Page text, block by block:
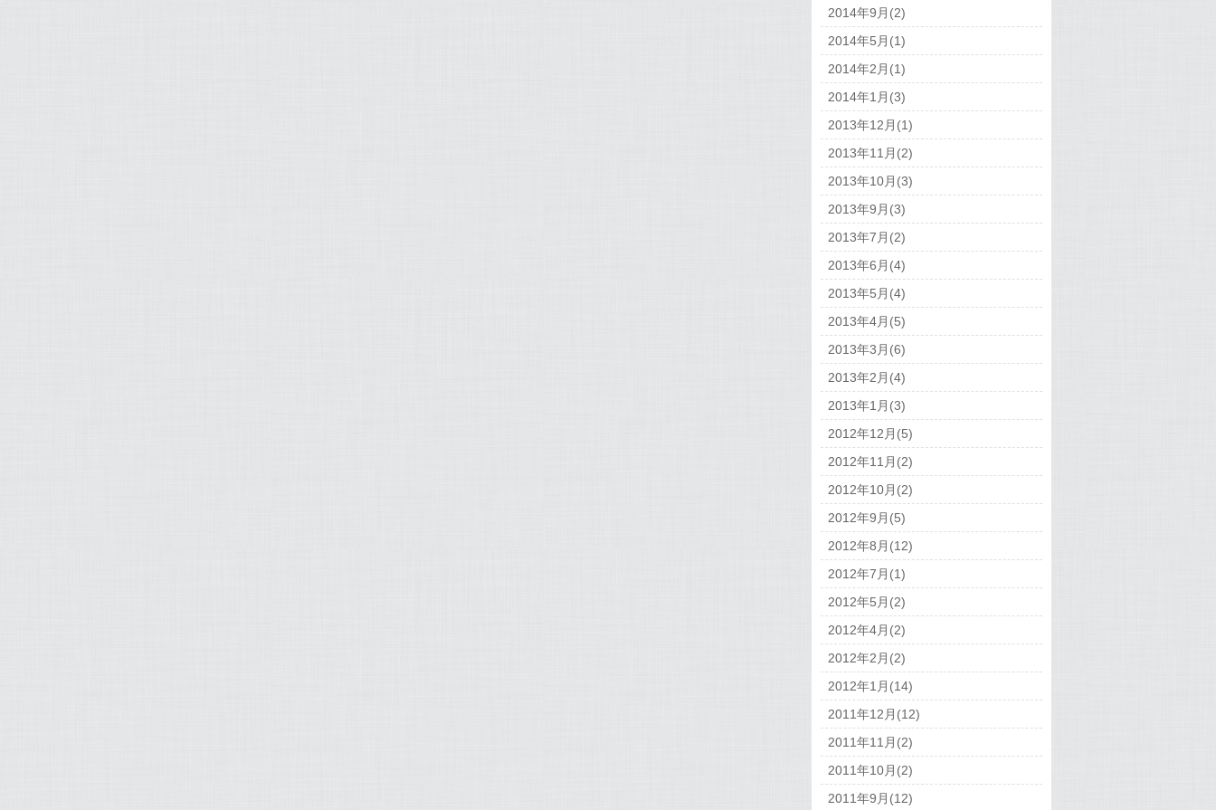
2014年9月(2)
2014年5月(1)
2014年2月(1)
2014年1月(3)
2013年12月(1)
2013年11月(2)
2013年10月(3)
2013年9月(3)
2013年7月(2)
2013年6月(4)
2013年5月(4)
2013年4月(5)
2013年3月(6)
2013年2月(4)
2013年1月(3)
2012年12月(5)
2012年11月(2)
2012年10月(2)
2012年9月(5)
2012年8月(12)
2012年7月(1)
2012年5月(2)
2012年4月(2)
2012年2月(2)
2012年1月(14)
2011年12月(12)
2011年11月(2)
2011年10月(2)
2011年9月(12)